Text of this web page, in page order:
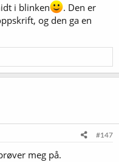
i blinken
. Den er
og den ga en
#147
meg på.